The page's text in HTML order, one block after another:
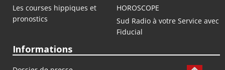
Les courses hippiques et
pronostics
HOROSCOPE
Sud Radio à votre Service avec
Fiducial
Informations